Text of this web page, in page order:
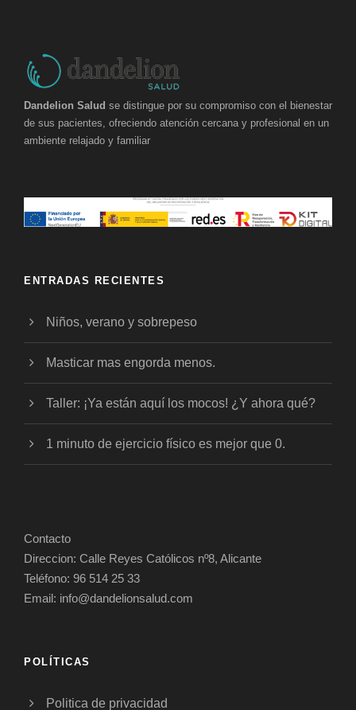
Dandelion Salud se distingue por su compromiso con el bienestar
de sus pacientes, ofreciendo atención cercana y profesional en un
ambiente relajado y familiar
ENTRADAS RECIENTES
Niños, verano y sobrepeso
Masticar mas engorda menos.
Taller: ¡Ya están aquí los mocos! ¿Y ahora qué?
1 minuto de ejercicio físico es mejor que 0.
Contacto
Direccion: Calle Reyes Católicos nº8, Alicante
Teléfono: 96 514 25 33
Email: info@dandelionsalud.com
POLÍTICAS
Politica de privacidad